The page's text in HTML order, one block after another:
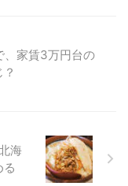
、家賃3万円台の
海